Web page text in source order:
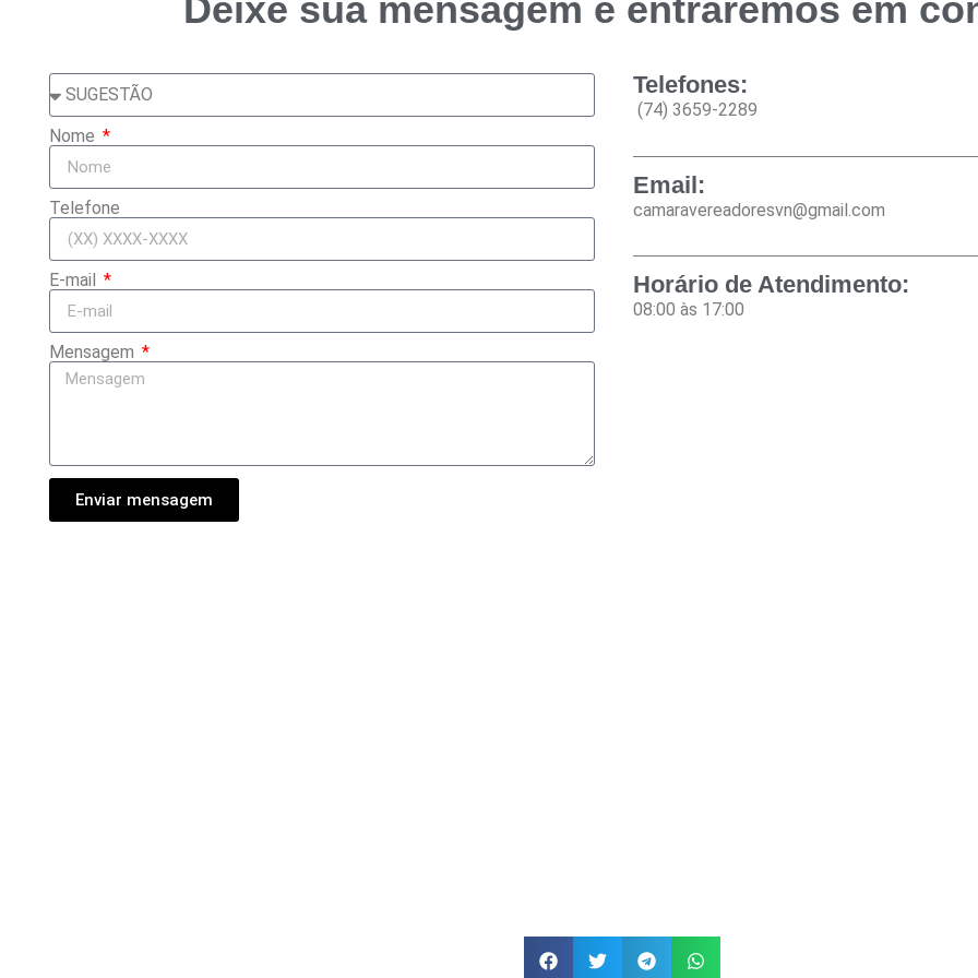
Deixe sua mensagem e entraremos em
Nome
Telefone
E-mail
Mensagem
Enviar mensagem
Telefones:
(74) 3659-2289
Email:
camaravereadoresvn@gmail.com
Horário de Atendimento:
08:00 às 17:00